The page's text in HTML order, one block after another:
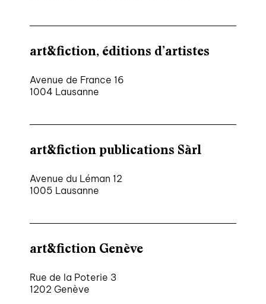
art&fiction, éditions d’artistes
Avenue de France 16
1004 Lausanne
art&fiction publications Sàrl
Avenue du Léman 12
1005 Lausanne
art&fiction Genève
Rue de la Poterie 3
1202 Genève